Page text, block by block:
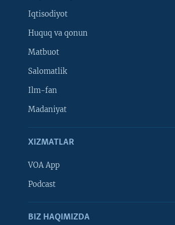
XABARLAR SURATLARDA
TELEGRAM
TWITTER
SOUNDCLOUD
Learning English
Iqtisodiyot
Huquq va qonun
Matbuot
Salomatlik
Ilm-fan
Madaniyat
XIZMATLAR
VOA App
Podcast
BIZ HAQIMIZDA